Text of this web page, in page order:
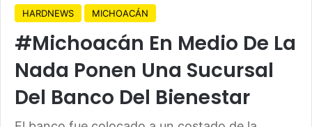
HARDNEWS MICHOACÁN
#Michoacán En Medio De La
Nada Ponen Una Sucursal
Del Banco Del Bienestar